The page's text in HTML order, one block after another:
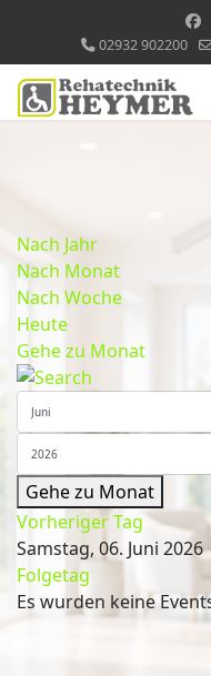
02932 902200
Nach Jahr
Nach Monat
Nach Woche
Heute
Gehe zu Monat
Gehe zu Monat
Vorheriger Tag
Samstag, 06. Juni 2026
Folgetag
Es wurden keine